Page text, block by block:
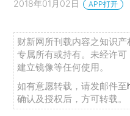
2018年01月02日 APP打开
财新网所刊载内容之知识
专属所有或持有。未经许
建立镜像等任何使用。
如有意愿转载，请发邮件至
确认及授权后，方可转载。